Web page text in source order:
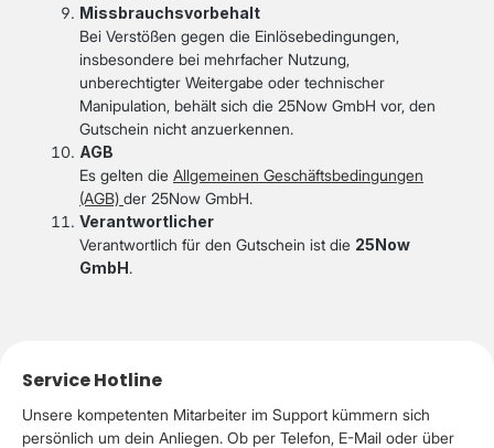
Missbrauchsvorbehalt
Bei Verstößen gegen die Einlösebedingungen,
insbesondere bei mehrfacher Nutzung,
unberechtigter Weitergabe oder technischer
Manipulation, behält sich die 25Now GmbH vor, den
Gutschein nicht anzuerkennen.
AGB
Es gelten die Allgemeinen Geschäftsbedingungen
(AGB) der 25Now GmbH.
Verantwortlicher
Verantwortlich für den Gutschein ist die 25Now
GmbH.
Service Hotline
Unsere kompetenten Mitarbeiter im Support kümmern sich
persönlich um dein Anliegen. Ob per Telefon, E-Mail oder über